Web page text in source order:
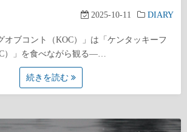
2025-10-11 DIARY
オブコント（KOC）」は「ケンタッキーフ
）」を食べながら観る—…
続きを読む